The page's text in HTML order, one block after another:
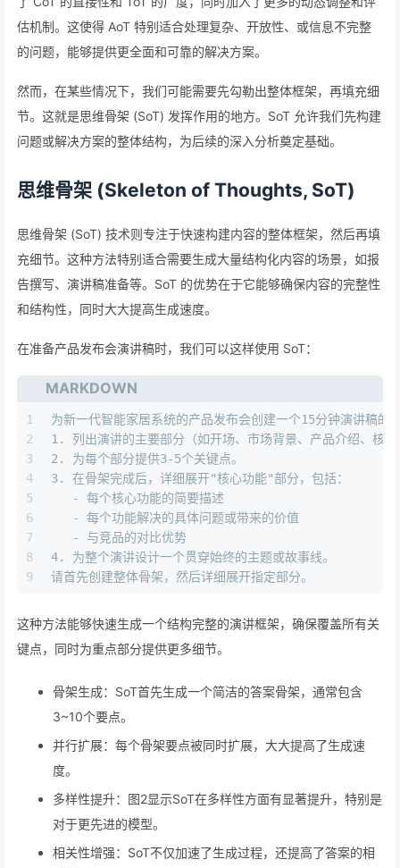
估机制。这使得 AoT 特别适合处理复杂、开放性、或信息不完整
的问题，能够提供更全面和可靠的解决方案。
然而，在某些情况下，我们可能需要先勾勒出整体框架，再填充细
节。这就是思维骨架 (SoT) 发挥作用的地方。SoT 允许我们先构建
问题或解决方案的整体结构，为后续的深入分析奠定基础。
思维骨架 (Skeleton of Thoughts, SoT)
思维骨架 (SoT) 技术则专注于快速构建内容的整体框架，然后再填
充细节。这种方法特别适合需要生成大量结构化内容的场景，如报
告撰写、演讲稿准备等。SoT 的优势在于它能够确保内容的完整性
和结构性，同时大大提高生成速度。
在准备产品发布会演讲稿时，我们可以这样使用 SoT：
MARKDOWN
1
2
3
4
5
6
7
8
9
为新一代智能家居系统的产品发布会创建一个15分钟演讲稿的
1.
列出演讲的主要部分（如开场、市场背景、产品介绍、核
2.
为每个部分提供3-5个关键点。
3.
在骨架完成后，详细展开"核心功能"部分，包括：
   -
每个核心功能的简要描述
   -
每个功能解决的具体问题或带来的价值
   -
与竞品的对比优势
4.
为整个演讲设计一个贯穿始终的主题或故事线。
请首先创建整体骨架，然后详细展开指定部分。
这种方法能够快速生成一个结构完整的演讲框架，确保覆盖所有关
键点，同时为重点部分提供更多细节。
骨架生成：SoT首先生成一个简洁的答案骨架，通常包含
3~10个要点。
并行扩展：每个骨架要点被同时扩展，大大提高了生成速
度。
多样性提升：图2显示SoT在多样性方面有显著提升，特别是
对于更先进的模型。
相关性增强：SoT不仅加速了生成过程，还提高了答案的相